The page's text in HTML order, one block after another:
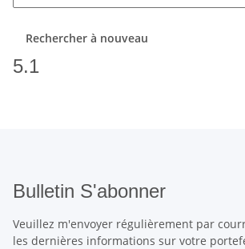
Rechercher à nouveau
5.1
Bulletin S'abonner
Veuillez m'envoyer régulièrement par
les dernières informations sur votre